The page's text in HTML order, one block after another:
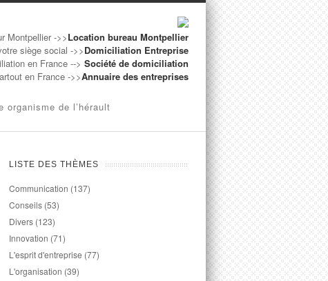
Montpellier ->>Location bureau Montpellier
siège social ->>Domiciliation Entreprise
en France --> Société de domiciliation
en France ->>Annuaire des entreprises
organisme de l’hérault
LISTE DES THÈMES
Communication (137)
Conseils (53)
Divers (123)
Innovation (71)
L'esprit d'entreprise (77)
L'organisation (39)